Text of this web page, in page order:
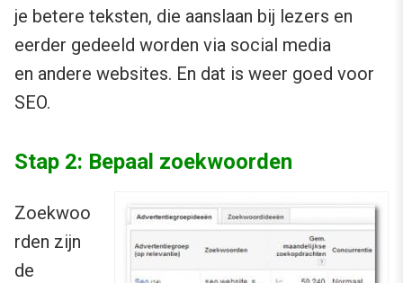
je betere teksten, die aanslaan bij lezers en
eerder gedeeld worden via social media
en andere websites. En dat is weer goed voor
SEO.
Stap 2: Bepaal zoekwoorden
Zoekwoo
rden zijn
de